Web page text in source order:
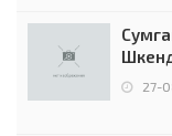
0:227-